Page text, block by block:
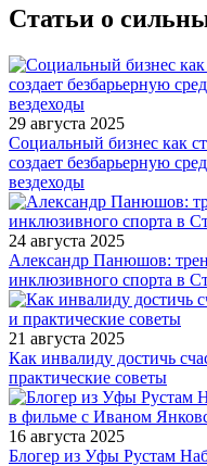
Статьи о
29 августа 2025
Социальный бизнес как
создает безбарьерную
вездеходы
24 августа 2025
Александр Панюшов:
инклюзивного спорта в
21 августа 2025
Как инвалиду достичь
практические советы
16 августа 2025
Блогер из Уфы Рустам